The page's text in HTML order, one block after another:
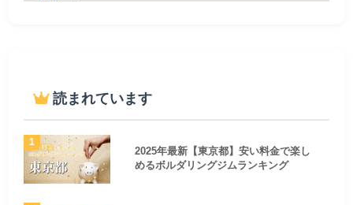
読まれています
2025年最新【東京都】安い料金で楽し
めるボルダリングジムランキング